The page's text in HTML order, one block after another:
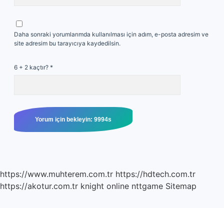
Daha sonraki yorumlarımda kullanılması için adım, e-posta adresim ve
site adresim bu tarayıcıya kaydedilsin.
6 + 2 kaçtır? *
https://www.muhterem.com.tr https://hdtech.com.tr
https://akotur.com.tr knight online nttgame Sitemap